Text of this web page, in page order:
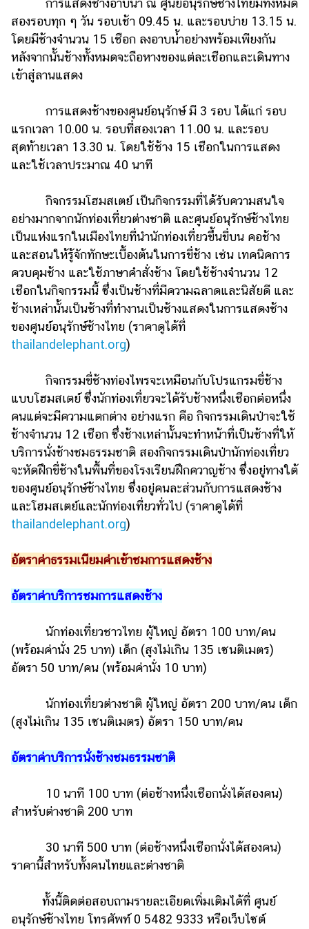
การแสดงช้างอาบน้ำ ณ ศูนย์อนุรักษ์ช้างไทยมีทั้งหมด
สองรอบทุก ๆ วัน รอบเช้า 09.45 น. และรอบบ่าย 13.15 น.
โดยมีช้างจำนวน 15 เชือก ลงอาบน้ำอย่างพร้อมเพียงกัน
หลังจากนั้นช้างทั้งหมดจะถือหางของแต่ละเชือกและเดินทาง
เข้าสู่ลานแสดง
การแสดงช้างของศูนย์อนุรักษ์ มี 3 รอบ ได้แก่ รอบ
แรกเวลา 10.00 น. รอบที่สองเวลา 11.00 น. และรอบ
สุดท้ายเวลา 13.30 น. โดยใช้ช้าง 15 เชือกในการแสดง
และใช้เวลาประมาณ 40 นาที
กิจกรรมโฮมสเตย์ เป็นกิจกรรมที่ได้รับความสนใจ
อย่างมากจากนักท่องเที่ยวต่างชาติ และศูนย์อนุรักษ์ช้างไทย
เป็นแห่งแรกในเมืองไทยที่นำนักท่องเที่ยวขึ้นขี่บน คอช้าง
และสอนให้รู้จักทักษะเบื้องต้นในการขี่ช้าง เช่น เทคนิคการ
ควบคุมช้าง และใช้ภาษาคำสั่งช้าง โดยใช้ช้างจำนวน 12
เชือกในกิจกรรมนี้ ซึ่งเป็นช้างที่มีความฉลาดและนิสัยดี และ
ช้างเหล่านั้นเป็นช้างที่ทำงานเป็นช้างแสดงในการแสดงช้าง
ของศูนย์อนุรักษ์ช้างไทย (ราคาดูได้ที่
thailandelephant.org)
กิจกรรมขี่ช้างท่องไพรจะเหมือนกับโปรแกรมขี่ช้าง
แบบโฮมสเตย์ ซึ่งนักท่องเที่ยวจะได้รับช้างหนึ่งเชือกต่อหนึ่ง
คนแต่จะมีความแตกต่าง อย่างแรก คือ กิจกรรมเดินป่าจะใช้
ช้างจำนวน 12 เชือก ซึ่งช้างเหล่านั้นจะทำหน้าที่เป็นช้างที่ให้
บริการนั่งช้างชมธรรมชาติ สองกิจกรรมเดินป่านักท่องเที่ยว
จะหัดฝึกขี่ช้างในพื้นที่ของโรงเรียนฝึกควาญช้าง ซึ่งอยู่ทางใต้
ของศูนย์อนุรักษ์ช้างไทย ซึ่งอยู่คนละส่วนกับการแสดงช้าง
และโฮมสเตย์และนักท่องเที่ยวทั่วไป (ราคาดูได้ที่
thailandelephant.org)
อัตราค่าธรรมเนียมค่าเข้าชมการแสดงช้าง
อัตราค่าบริการชมการแสดงช้าง
นักท่องเที่ยวชาวไทย ผู้ใหญ่ อัตรา 100 บาท/คน
(พร้อมค่านั่ง 25 บาท) เด็ก (สูงไม่เกิน 135 เซนติเมตร)
อัตรา 50 บาท/คน (พร้อมค่านั่ง 10 บาท)
นักท่องเที่ยวต่างชาติ ผู้ใหญ่ อัตรา 200 บาท/คน เด็ก
(สูงไม่เกิน 135 เซนติเมตร) อัตรา 150 บาท/คน
อัตราค่าบริการนั่งช้างชมธรรมชาติ
10 นาที 100 บาท (ต่อช้างหนึ่งเชือกนั่งได้สองคน)
สำหรับต่างชาติ 200 บาท
30 นาที 500 บาท (ต่อช้างหนึ่งเชือกนั่งได้สองคน)
ราคานี้สำหรับทั้งคนไทยและต่างชาติ
ทั้งนี้ติดต่อสอบถามรายละเอียดเพิ่มเติมได้ที่ ศูนย์
อนุรักษ์ช้างไทย โทรศัพท์ 0 5482 9333 หรือเว็บไซต์